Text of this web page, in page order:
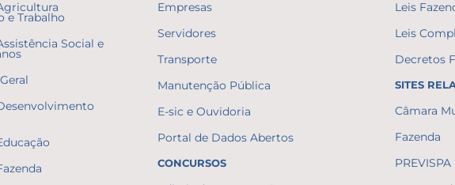
e Trabalho
Social e
Empresas
Servidores
Transporte
Manutenção Pública
E-sic e Ouvidoria
Portal de Dados Abertos
CONCURSOS
Leis
Leis
Decretos
SITES
Câmara
Fazenda
PREVISPA